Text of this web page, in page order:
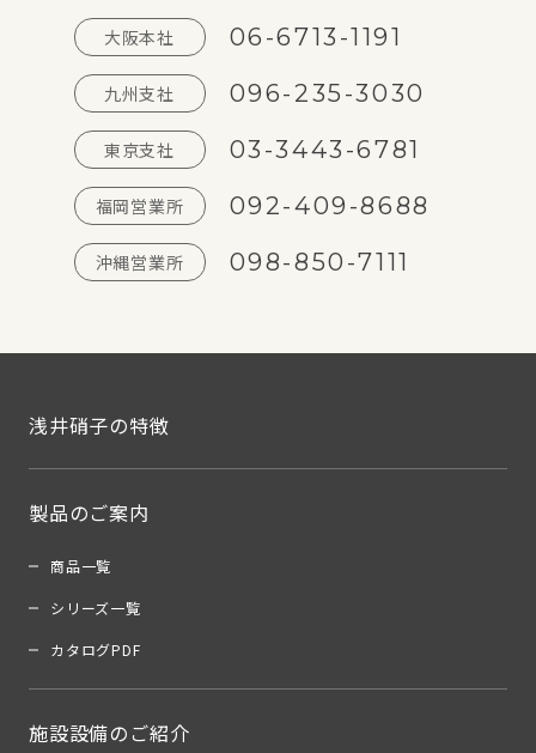
大阪本社 06-6713-1191
九州支社 096-235-3030
東京支社 03-3443-6781
福岡営業所 092-409-8688
沖縄営業所 098-850-7111
浅井硝子の特徴
製品のご案内
商品一覧
シリーズ一覧
カタログPDF
施設設備のご紹介